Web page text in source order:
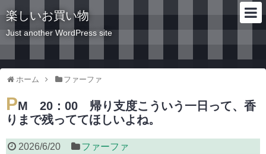
楽しいお買い物
Just another WordPress site
ホーム ファーファ
PM 20：00 帰り支度こういう一日って、香
りまで残っててほしいよね。
2026/6/20 ファーファ